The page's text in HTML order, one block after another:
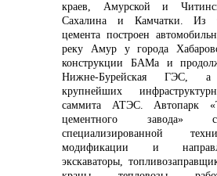
Контакты
+7 (423) 234 50 50
краев, Амурской и
Сахалина и Камчатки. Из
цемента построен
реку Амур у города
конструкции БАМа и
Нижне-Бурейская ГЭС,
крупнейших
саммита АТЭС. Автопарк
цементного завода»
специализированной
модификации и
экскаваторы,